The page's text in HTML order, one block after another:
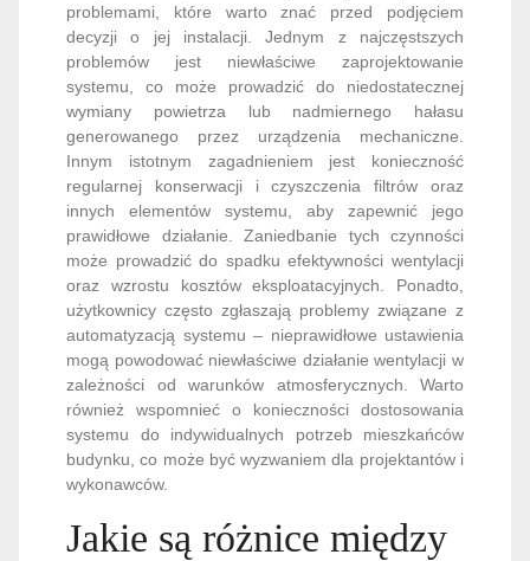
problemami, które warto znać przed podjęciem
decyzji o jej instalacji. Jednym z najczęstszych
problemów jest niewłaściwe zaprojektowanie
systemu, co może prowadzić do niedostatecznej
wymiany powietrza lub nadmiernego hałasu
generowanego przez urządzenia mechaniczne.
Innym istotnym zagadnieniem jest konieczność
regularnej konserwacji i czyszczenia filtrów oraz
innych elementów systemu, aby zapewnić jego
prawidłowe działanie. Zaniedbanie tych czynności
może prowadzić do spadku efektywności wentylacji
oraz wzrostu kosztów eksploatacyjnych. Ponadto,
użytkownicy często zgłaszają problemy związane z
automatyzacją systemu – nieprawidłowe ustawienia
mogą powodować niewłaściwe działanie wentylacji w
zależności od warunków atmosferycznych. Warto
również wspomnieć o konieczności dostosowania
systemu do indywidualnych potrzeb mieszkańców
budynku, co może być wyzwaniem dla projektantów i
wykonawców.
Jakie są różnice między